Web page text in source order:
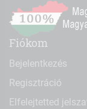
Fiókom
Bejelentkezés
Regisztráció
Elfelejtetted